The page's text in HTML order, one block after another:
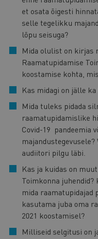
et osata õigesti
selle tegelikku
lõpu seisuga?
Mida olulist on kirjas
Raamatupidamise
koostamise kohta,
Kas midagi on jälle
Mida tuleks pidada
raamatupidamislike
Covid-19 pandeemia
audiitori pilgu läbi.
Kas ja kuidas on
Toimkonna juhendid?
mida raamatupidajad
kasutama juba oma
2021 koostamisel?
Milliseid selgitusi on